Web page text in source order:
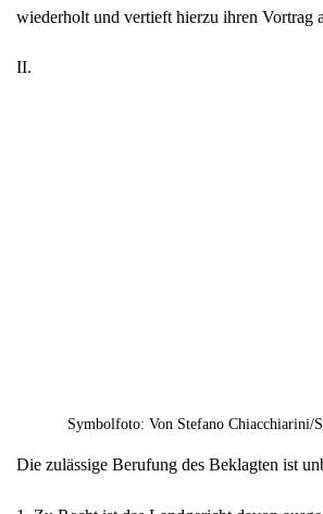
ersetzen.
a. Das schädigende Ereignis – der Sturz der